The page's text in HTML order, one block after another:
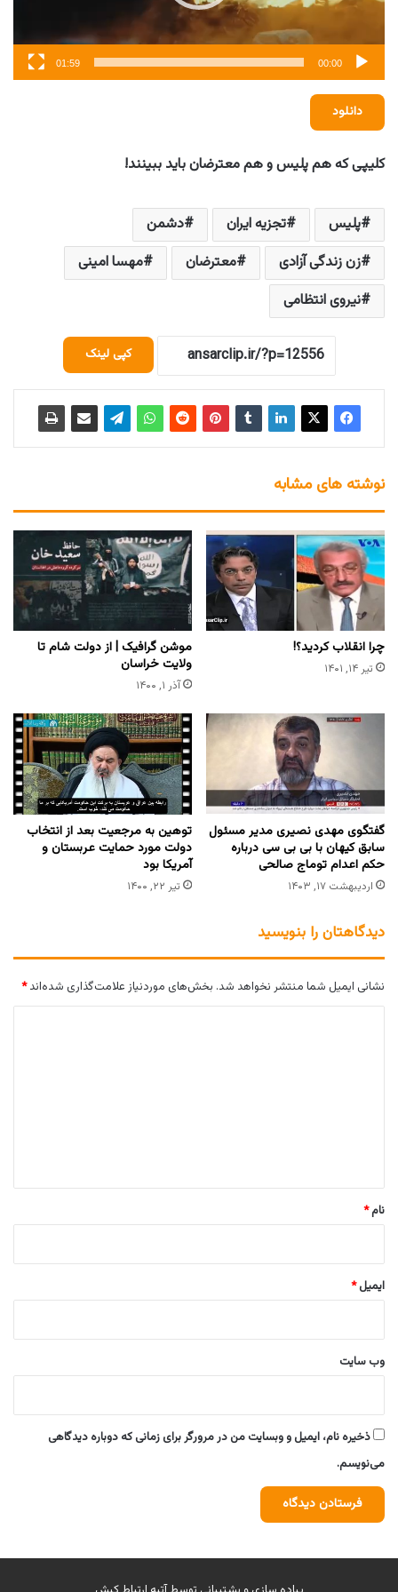
00:00
01:59
دانلود
کلیپی که هم پلیس و هم معترضان باید ببینند!
پلیس تجزیه ایران
دشمن
زن زندگی آزادی
معترضان
مهسا امینی
نیروی انتظامی
کپی لینک
نوشته های مشابه
چرا انقلاب کردید؟!
تیر ۱۴, ۱۴۰۱
موشن گرافیک | از دولت شام تا
ولایت خراسان
آذر ۱, ۱۴۰۰
گفتگوی مهدی نصیری مدیر مسئول
سابق کیهان با بی بی سی درباره
حکم اعدام توماج صالحی
اردیبهشت ۱۷, ۱۴۰۳
توهین به مرجعیت بعد از انتخاب
دولت مورد حمایت عربستان و
آمریکا بود
تیر ۲۲, ۱۴۰۰
دیدگاهتان را بنویسید
نشانی ایمیل شما منتشر نخواهد شد. بخش‌های موردنیاز علامت‌گذاری شده‌اند*
نام*
ایمیل*
وب‌ سایت
ذخیره نام، ایمیل و وبسایت من در مرورگر برای زمانی که دوباره دیدگاهی
می‌نویسم.